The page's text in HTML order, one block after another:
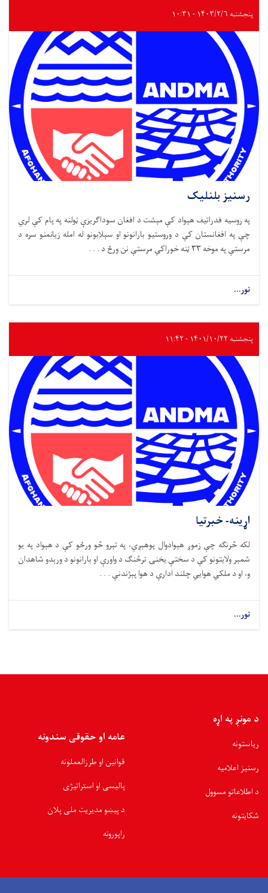
پنجشنبه ۱۴۰۳/۲/۶ - ۱۰:۳۱
رسنیز بلنلیک
په روسیه فدراتیف هېواد کې مېشت د افغان سوداګریزې ټولنه په پام کې لري
چې په افغانستان کې د وروستیو بارانونو او سېلابونو له امله زیانمنو سره د
مرستې په موخه ۳۳ ټنه خوراکي مرستې نن ورځ د . . .
نور...
پنجشنبه ۱۴۰۱/۱۰/۲۲ - ۱۱:۴۲
اړینه- خبرتیا
لکه څرنګه چې زموږ هېوادوال پوهېږي، په تېرو څو ورځو کې د هېواد په یو
شمېر ولایتونو کې د سختې یخنۍ ترڅنګ د واورې او بارانونو د ورېدو شاهدان
و، او د ملکي هوايي چلند ادارې د هوا پېژندنې . . .
نور...
د مونږ په اړه
ریاستونه
رسنیز اعلامیه
د اطلاعاتو مسوول
شکایتونه
عامه او حقوقی سندونه
قوانین او طرزالعملونه
پالیسی او استراتیژی
د پیښو مدیریت ملی پلان
راپورونه